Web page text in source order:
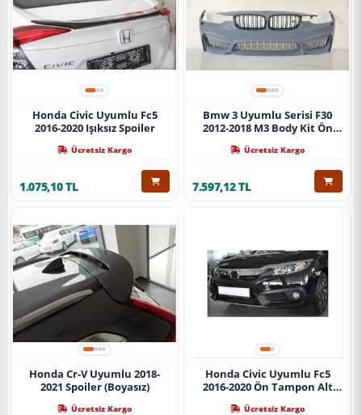
Honda Civic Uyumlu Fc5
2016-2020 Işıksız Spoiler
Ücretsiz Kargo
1.075,10 TL
Bmw 3 Uyumlu Serisi F30
2012-2018 M3 Body Kit Ön
Ücretsiz Kargo
7.597,12 TL
Honda Cr-V Uyumlu 2018-
2021 Spoiler (Boyasız)
Ücretsiz Kargo
Honda Civic Uyumlu Fc5
2016-2020 Ön Tampon Alt
Ücretsiz Kargo